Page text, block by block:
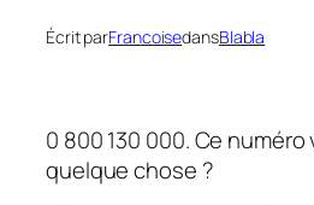
Écrit parFrancoisedansBlabla
0 800 130 000. Ce
quelque chose ?